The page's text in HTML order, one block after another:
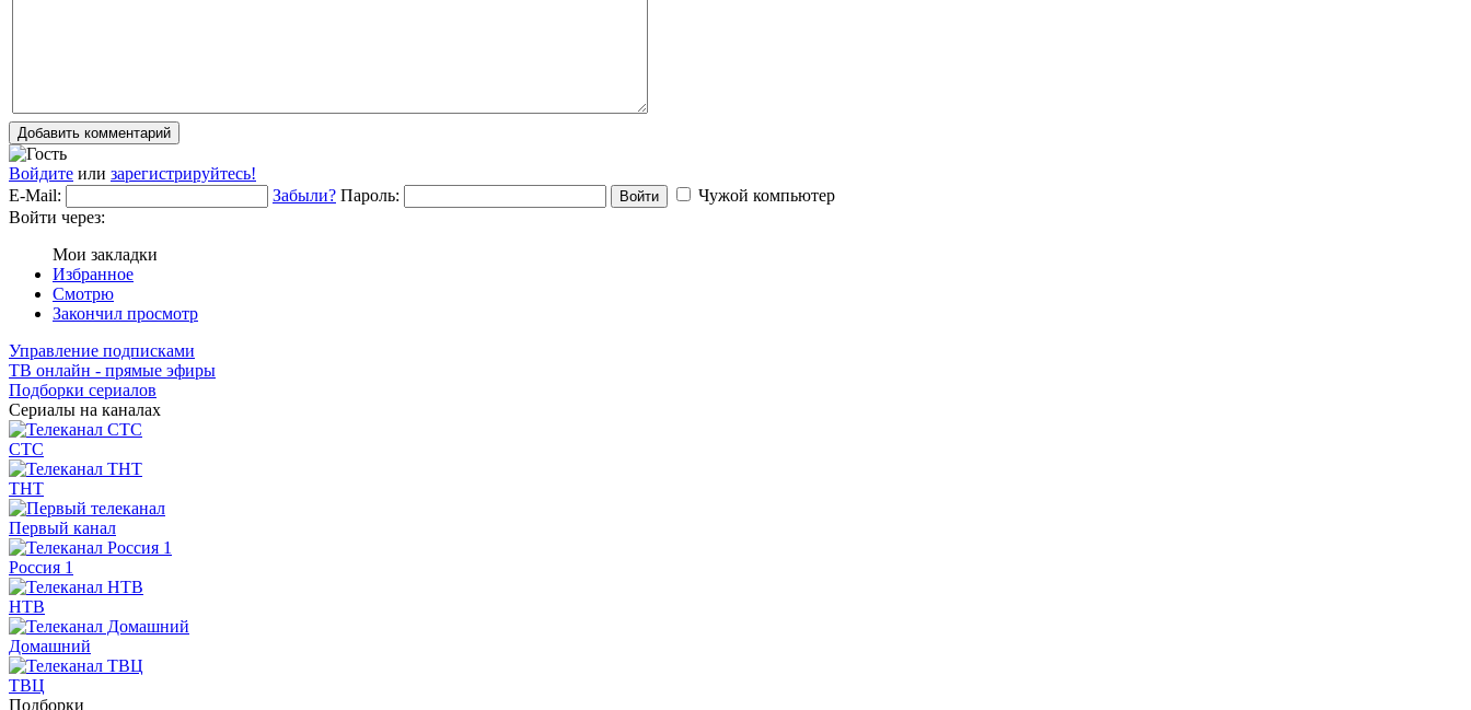
Добавить комментарий
Войдите или зарегистрируйтесь!
E-Mail:
Забыли? Пароль: Войти
Чужой компьютер
Войти через:
Мои закладки
Избранное
Смотрю
Закончил просмотр
Управление подписками
ТВ онлайн - прямые эфиры
Подборки сериалов
Сериалы на каналах
СТС
ТНТ
Первый канал
Россия 1
НТВ
Домашний
ТВЦ
Подборки